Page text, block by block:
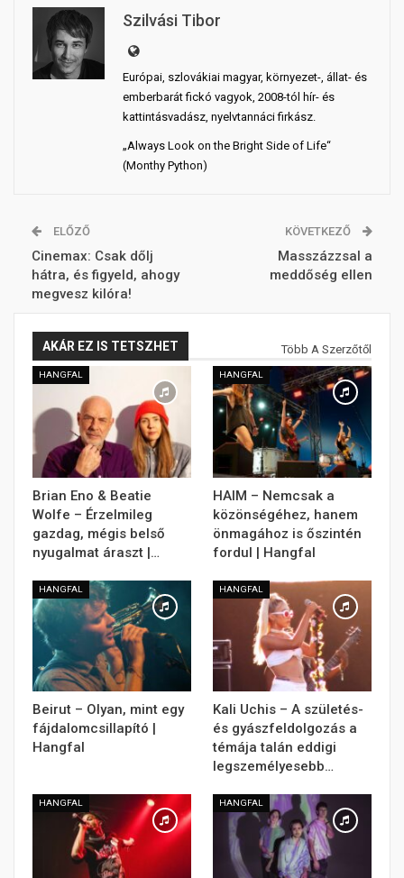
Szilvási Tibor
Európai, szlovákiai magyar, környezet-, állat- és
emberbarát fickó vagyok, 2008-tól hír- és
kattintásvadász, nyelvtannáci firkász.
„Always Look on the Bright Side of Life“
(Monthy Python)
ELŐZŐ
Cinemax: Csak dőlj
hátra, és figyeld, ahogy
megvesz kilóra!
KÖVETKEZŐ
Masszázzsal a
meddőség ellen
AKÁR EZ IS TETSZHET Több A Szerzőtől
HANGFAL
Brian Eno & Beatie
Wolfe – Érzelmileg
gazdag, mégis belső
nyugalmat áraszt |…
HANGFAL
HAIM – Nemcsak a
közönségéhez, hanem
önmagához is őszintén
fordul | Hangfal
HANGFAL
Beirut – Olyan, mint egy
fájdalomcsillapító |
Hangfal
HANGFAL
Kali Uchis – A születés-
és gyászfeldolgozás a
témája talán eddigi
legszemélyesebb…
HANGFAL HANGFAL